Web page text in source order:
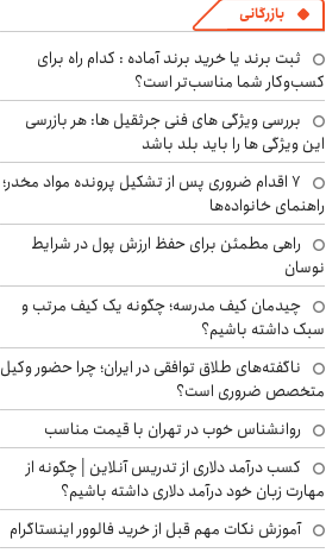
بازرگانی
ثبت برند یا خرید برند آماده : کدام راه برای
کسب‌وکار شما مناسب‌تر است؟
بررسی ویژگی های فنی جرثقیل ها: هر بازرسی
این ویژگی ها را باید بلد باشد
۷ اقدام ضروری پس از تشکیل پرونده مواد مخدر؛
راهنمای خانواده‌ها
راهی مطمئن برای حفظ ارزش پول در شرایط
نوسان
چیدمان کیف مدرسه؛ چگونه یک کیف مرتب و
سبک داشته باشیم؟
ناگفته‌های طلاق توافقی در ایران؛ چرا حضور وکیل
متخصص ضروری است؟
روانشناس خوب در تهران با قیمت مناسب
کسب درآمد دلاری از تدریس آنلاین | چگونه از
مهارت زبان خود درآمد دلاری داشته باشیم؟
آموزش نکات مهم قبل از خرید فالوور اینستاگرام